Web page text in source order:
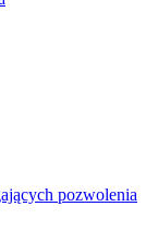
pozwolenia